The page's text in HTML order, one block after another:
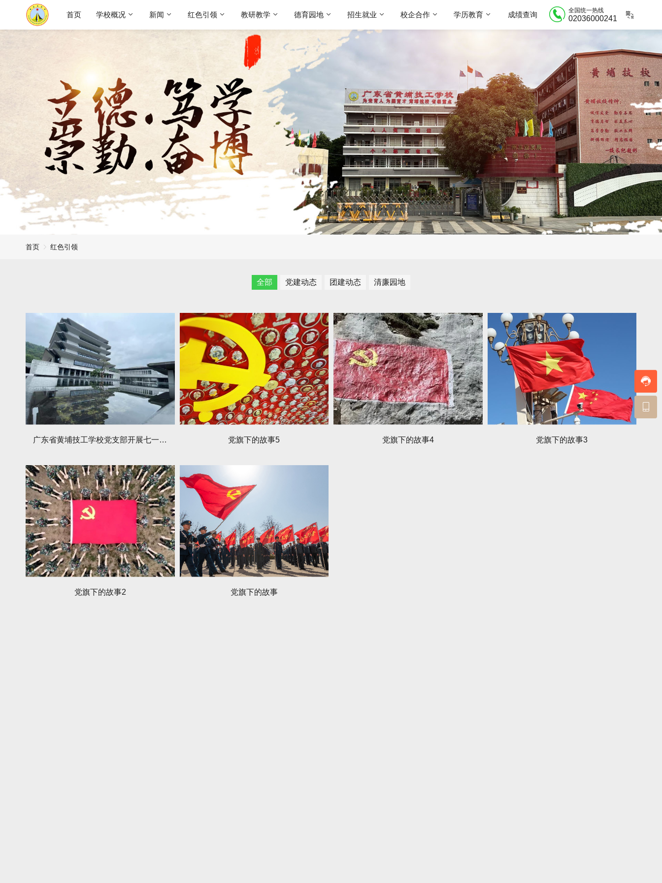
首页 学校概况 新闻 红色引领 教研教学 德育园地 招生就业 校企合作 学历教育 成绩查询
全国统一热线
02036000241
首页 红色引领
全部 党建动态 团建动态 清廉园地
广东省黄埔技工学校党支部开展七一主题党建活动 党旗下的故事5 党旗下的故事4 党旗下的故事3
党旗下的故事2 党旗下的故事